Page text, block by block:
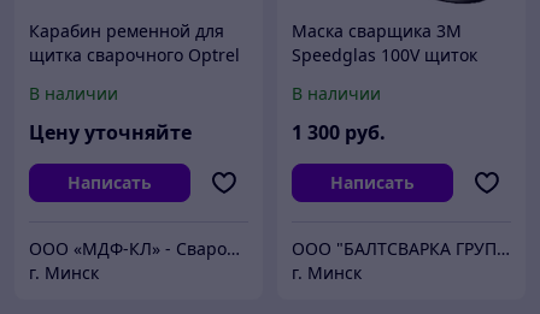
Карабин ременной для
щитка сварочного Optrel
В наличии
Цену уточняйте
Написать
ООО «МДФ-КЛ» - Сварочное оборудование и материалы в Минске с доставкой
г. Минск
Маска сварщика 3М
Speedglas 100V щиток
В наличии
1 300 руб.
Написать
ООО "БАЛТСВАРКА ГРУПП"
г. Минск